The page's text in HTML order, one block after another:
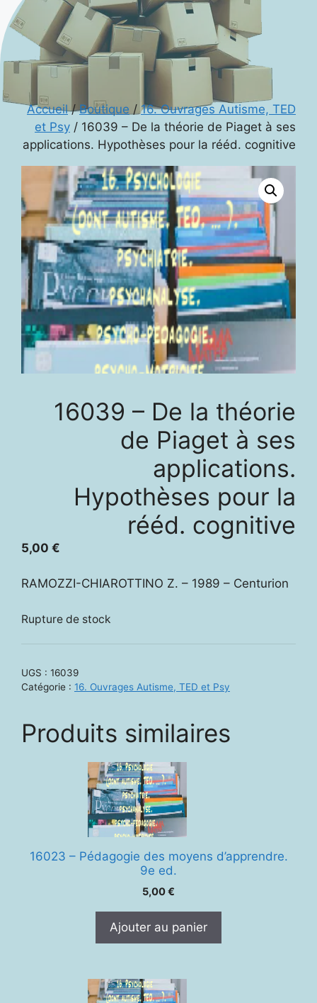
Accueil/Boutique /16. Ouvrages Autisme, TED
et Psy / 16039 – De la théorie de Piaget à ses
applications. Hypothèses pour la rééd. cognitive
16039 – De la théorie
de Piaget à ses
applications.
Hypothèses pour la
rééd. cognitive
5,00 €
RAMOZZI-CHIAROTTINO Z. – 1989 – Centurion
Rupture de stock
UGS : 16039
Catégorie : 16. Ouvrages Autisme, TED et Psy
Produits similaires
16023 – Pédagogie des moyens d’apprendre.
9e ed.
5,00€
Ajouter au panier